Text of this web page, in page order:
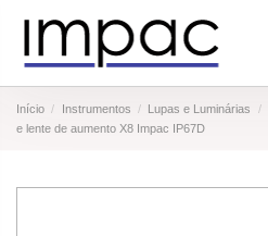
Início Instrumentos Lupas e Luminárias
e lente de aumento X8 Impac IP67D